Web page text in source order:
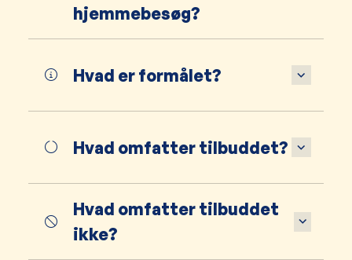
hjemmebesøg?
Hvad er formålet?
Hvad omfatter tilbuddet?
Hvad omfatter tilbuddet
ikke?